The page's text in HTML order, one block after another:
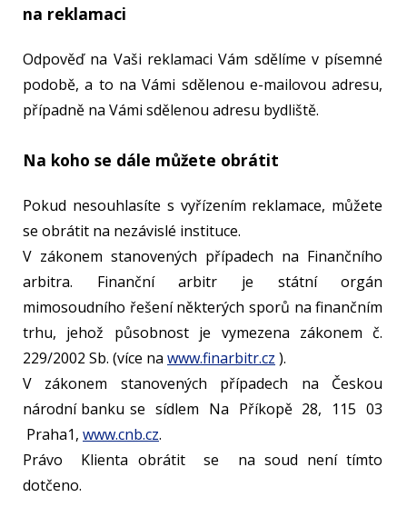
na reklamaci
Odpověď na Vaši reklamaci Vám sdělíme v písemné
podobě, a to na Vámi sdělenou e-mailovou adresu,
případně na Vámi sdělenou adresu bydliště.
Na koho se dále můžete obrátit
Pokud nesouhlasíte s vyřízením reklamace, můžete
se obrátit na nezávislé instituce.
V zákonem stanovených případech na Finančního
arbitra. Finanční arbitr je státní orgán
mimosoudního řešení některých sporů na finančním
trhu, jehož působnost je vymezena zákonem č.
229/2002 Sb. (více na www.finarbitr.cz ).
V zákonem stanovených případech na Českou
národní banku se sídlem Na Příkopě 28, 115 03
Praha1, www.cnb.cz.
Právo Klienta obrátit se na soud není tímto
dotčeno.